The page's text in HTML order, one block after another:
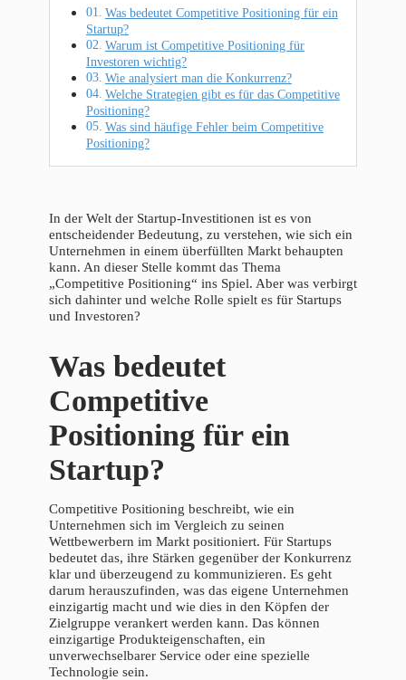
Was bedeutet Competitive Positioning für ein
Startup?
Warum ist Competitive Positioning für
Investoren wichtig?
Wie analysiert man die Konkurrenz?
Welche Strategien gibt es für das Competitive
Positioning?
Was sind häufige Fehler beim Competitive
Positioning?
In der Welt der Startup-Investitionen ist es von
entscheidender Bedeutung, zu verstehen, wie sich ein
Unternehmen in einem überfüllten Markt behaupten
kann. An dieser Stelle kommt das Thema
„Competitive Positioning“ ins Spiel. Aber was verbirgt
sich dahinter und welche Rolle spielt es für Startups
und Investoren?
Was bedeutet
Competitive
Positioning für ein
Startup?
Competitive Positioning beschreibt, wie ein
Unternehmen sich im Vergleich zu seinen
Wettbewerbern im Markt positioniert. Für Startups
bedeutet das, ihre Stärken gegenüber der Konkurrenz
klar und überzeugend zu kommunizieren. Es geht
darum herauszufinden, was das eigene Unternehmen
einzigartig macht und wie dies in den Köpfen der
Zielgruppe verankert werden kann. Das können
einzigartige Produkteigenschaften, ein
unverwechselbarer Service oder eine spezielle
Technologie sein.